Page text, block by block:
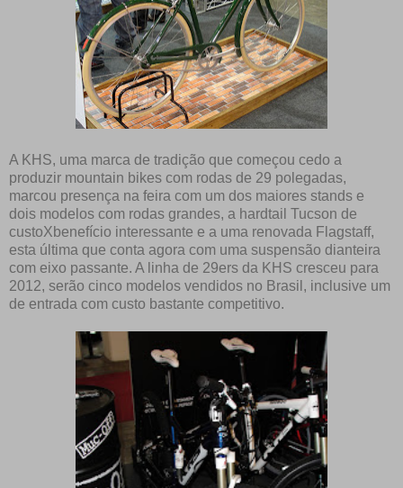
A KHS, uma marca de tradição que começou cedo a
produzir mountain bikes com rodas de 29 polegadas,
marcou presença na feira com um dos maiores stands e
dois modelos com rodas grandes, a hardtail Tucson de
custoXbenefício interessante e a uma renovada Flagstaff,
esta última que conta agora com uma suspensão dianteira
com eixo passante. A linha de 29ers da KHS cresceu para
2012, serão cinco modelos vendidos no Brasil, inclusive um
de entrada com custo bastante competitivo.